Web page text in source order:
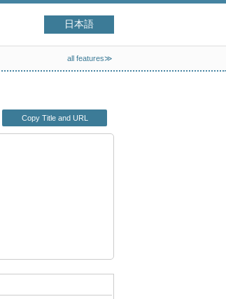
日本語
all features≫
Copy Title and URL